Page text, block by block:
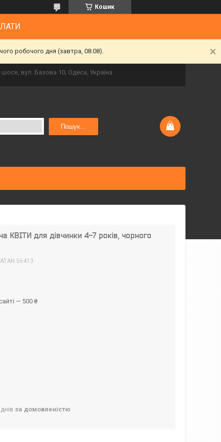
Кошик
робочого дня (завтра, 08.08).
вул. Базова 10, Одеса, Україна
Пошук...
КВІТИ для дівчинки 4-7 років, чорного
56413
— 500 ₴
за домовленістю